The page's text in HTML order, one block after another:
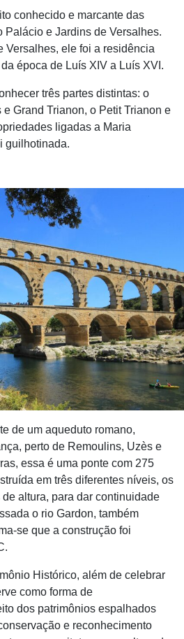
conhecido e marcante das
Palácio e Jardins de Versalhes.
Versalhes, ele foi a residência
época de Luís XIV a Luís XVI.
três partes distintas: o
Grand Trianon, o Petit Trianon e
ligadas a Maria
guilhotinada.
de um aqueduto romano,
perto de Remoulins, Uzès e
essa é uma ponte com 275
em três diferentes níveis, os
altura, para dar continuidade
o rio Gardon, também
se que a construção foi
Histórico, além de celebrar
como forma de
dos patrimônios espalhados
e reconhecimento